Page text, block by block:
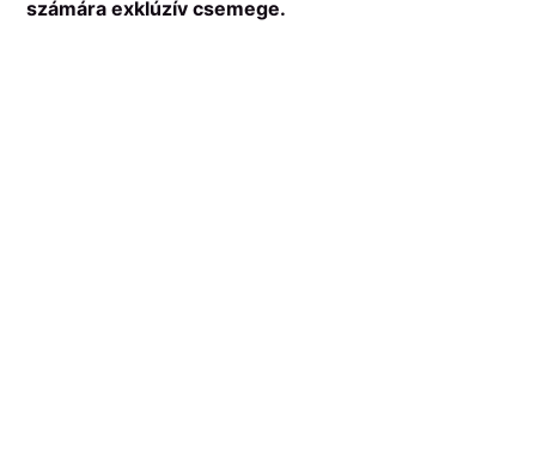
számára exklúzív csemege.